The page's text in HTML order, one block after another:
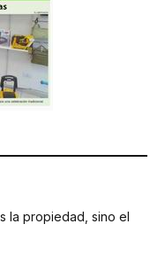
la propiedad, sino el